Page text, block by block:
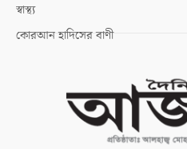
স্বাস্থ্য
কোরআন হাদিসের বাণী